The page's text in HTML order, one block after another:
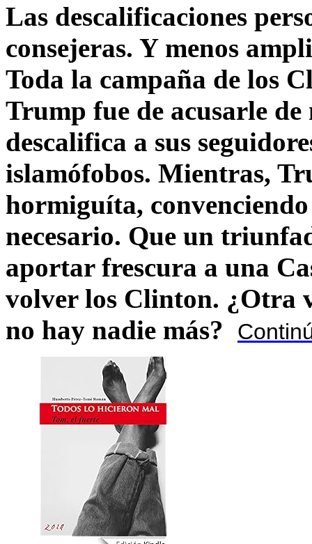
Las descalificaciones
consejeras. Y menos
Toda la campaña de los
Trump fue de acusarle
descalifica a sus
islamófobos. Mientras,
hormiguíta,
necesario. Que un
aportar frescura a una
volver los Clinton. ¿Otra
no hay nadie más?